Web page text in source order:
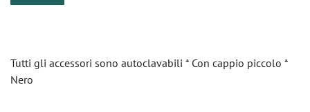
Tutti gli accessori sono autoclavabili * Con cappio piccolo *
Nero